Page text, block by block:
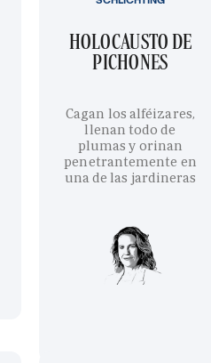
HOLOCAUSTO DE
PICHONES
Cagan los alféizares,
llenan todo de
plumas y orinan
penetrantemente en
una de las jardineras